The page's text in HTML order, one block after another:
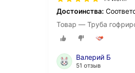
Достоинства:
Товар — Труба
Валерий Б
51 отзыв